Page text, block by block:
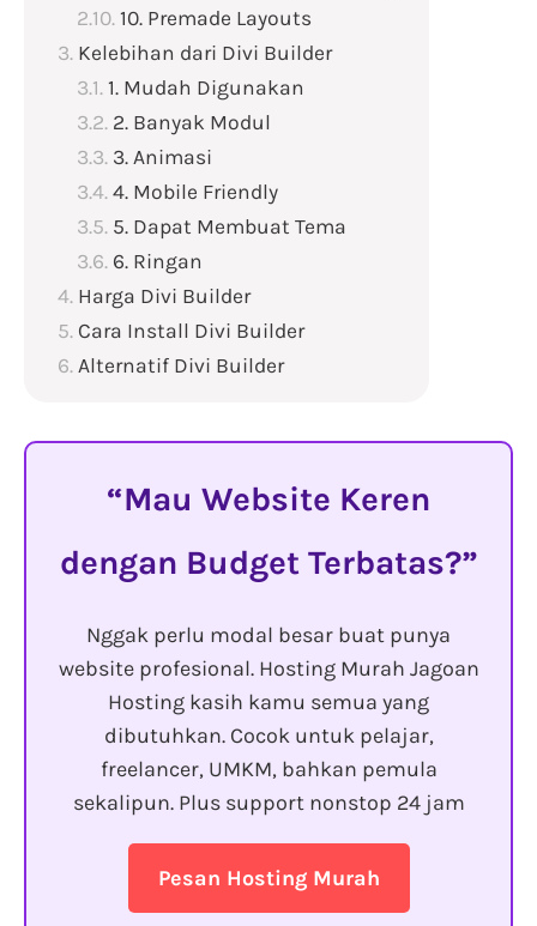
10. Premade Layouts
Kelebihan dari Divi Builder
1. Mudah Digunakan
2. Banyak Modul
3. Animasi
4. Mobile Friendly
5. Dapat Membuat Tema
6. Ringan
Harga Divi Builder
Cara Install Divi Builder
Alternatif Divi Builder
Mau Website Keren
dengan Budget Terbatas?
Nggak perlu modal besar buat punya
website profesional. Hosting Murah Jagoan
Hosting kasih kamu semua yang
dibutuhkan. Cocok untuk pelajar,
freelancer, UMKM, bahkan pemula
sekalipun. Plus support nonstop 24 jam
Pesan Hosting Murah